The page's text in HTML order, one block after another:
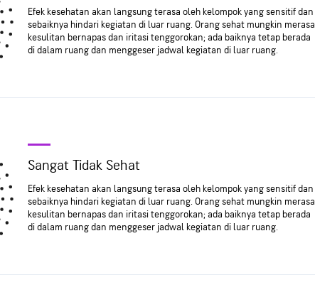
Efek kesehatan akan langsung terasa oleh kelompok yang sensitif dan
sebaiknya hindari kegiatan di luar ruang. Orang sehat mungkin merasa
kesulitan bernapas dan iritasi tenggorokan; ada baiknya tetap berada
di dalam ruang dan menggeser jadwal kegiatan di luar ruang.
Sangat Tidak Sehat
Efek kesehatan akan langsung terasa oleh kelompok yang sensitif dan
sebaiknya hindari kegiatan di luar ruang. Orang sehat mungkin merasa
kesulitan bernapas dan iritasi tenggorokan; ada baiknya tetap berada
di dalam ruang dan menggeser jadwal kegiatan di luar ruang.